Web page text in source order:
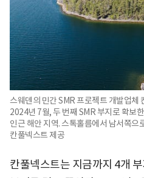
스웨덴의 민간 SMR 프로젝트 개발업
2024년 7월, 두 번째 SMR 부지로 확
인근 해안 지역. 스톡홀름에서 남서쪽
칸풀넥스트 제공
칸풀넥스트는 지금까지 4개